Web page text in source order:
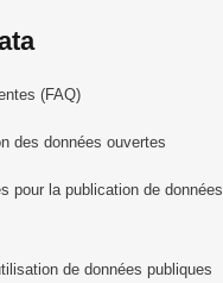
(FAQ)
des données ouvertes
pour la publication de données
de données publiques